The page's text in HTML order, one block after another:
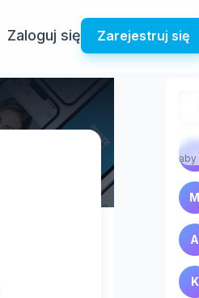
Zaloguj się Zarejestruj się
aby
J
M
A
K